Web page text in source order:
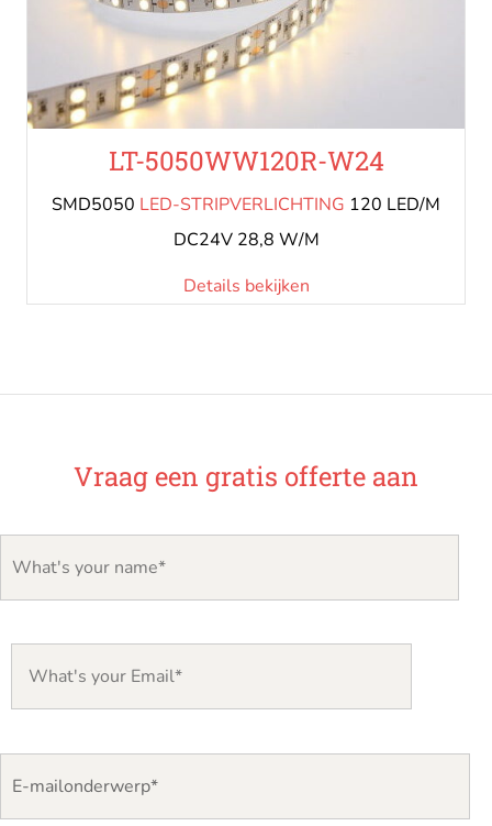
LT-5050WW120R-W24
SMD5050 LED-STRIPVERLICHTING 120 LED/M
DC24V 28,8 W/M
Details bekijken
Vraag een gratis offerte aan